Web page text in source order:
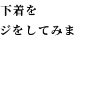
着を
をしてみま